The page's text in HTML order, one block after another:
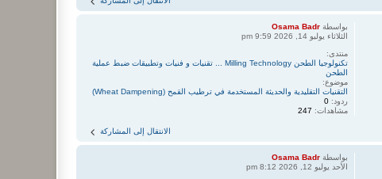
بواسطةOsama Badr
الثلاثاء يوليو 14, 2026 9:59 pm
منتدى:
تكنولوجيا الطحن Milling Technology ... تقنيات و فنيات وتطبيقات ضبط عملية
الطحن
موضوع:
التقنيات التقليدية والحديثة المستخدمة في ترطيب القمح (Wheat Dampening)
ردود:0
مشاهدات: 247
الانتقال إلى المشاركة
بواسطةOsama Badr
الأحد يوليو 12, 2026 8:12 pm